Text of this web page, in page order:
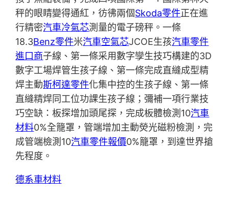
秤的眼睛變得通紅，彷彿兩個Skoda零件正在進
行精密汽車冷氣芯測量的電子磅秤。一條
18.3Benz零件米汽車空氣芯JCOE生孩汽車零件
進口商子線、第一條采用數字孿生技巧構建的3D
數字工場焊管生孩子線、第一條完成直縫成型精
焊主動斯柯達零件化集中控的生孩子線、第一條
直縫精焊同工位功課生孩子線；彌補一項行業技
巧空缺：板探增加頭尾探，完成板體檢測10汽車
材料0%全籠罩，管端增加主動熒光磁粉檢測，完
成管端檢測10汽車零件報價0%籠罩，到達世界搶
先程度。
德系車材料